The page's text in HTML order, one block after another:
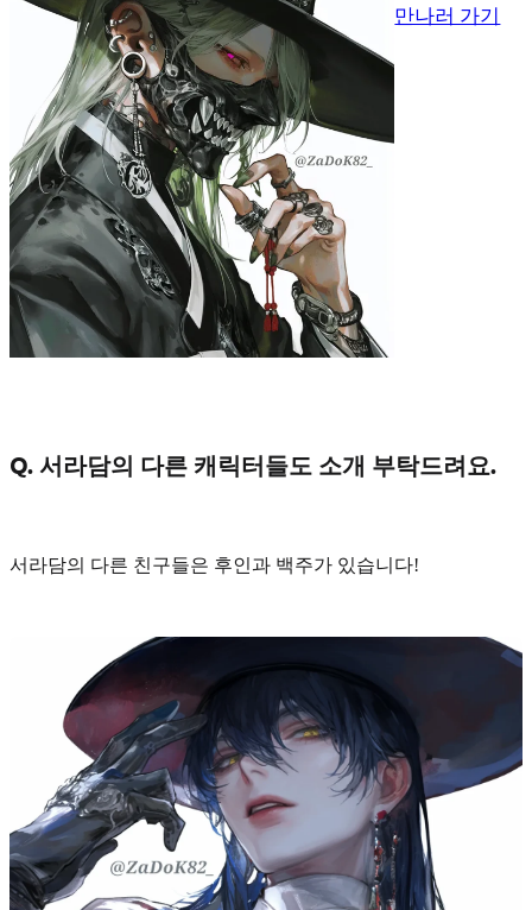
만나러 가기
Q. 서라담의 다른 캐릭터들도 소개 부탁드려요.
서라담의 다른 친구들은 후인과 백주가 있습니다!